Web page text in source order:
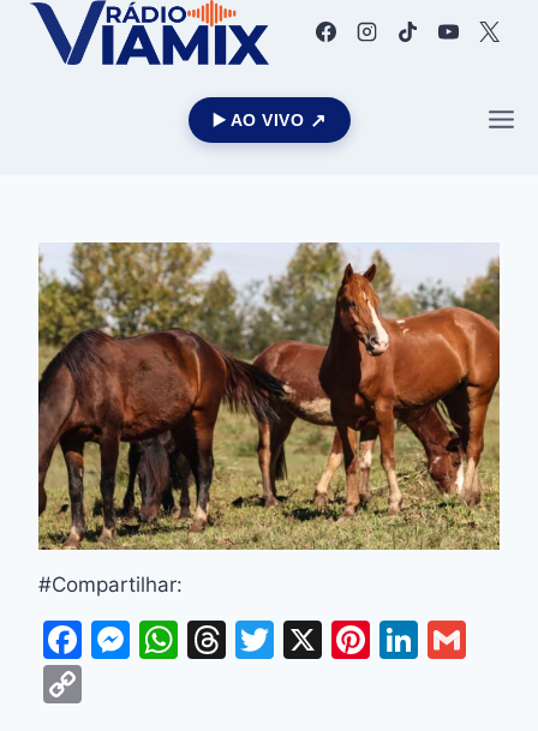
▶️ AO VIVO
#Compartilhar:
F
M W T
T
X
Pi Li